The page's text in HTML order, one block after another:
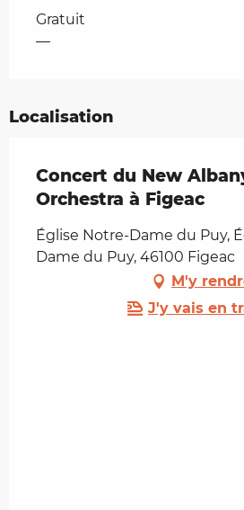
Tarifs 2026
Gratuit
—
Localisation
Concert du New
Orchestra à Figeac
Église Notre-Dame du Puy,
Dame du Puy, 46100 Figeac
M'y
J'y vais en